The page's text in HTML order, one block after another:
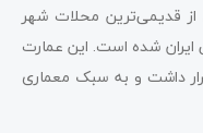
از قدیمی‌ترین محلات شهر
آثار ملی ایران شده است. این عمارت
داشت و به سبک معماری